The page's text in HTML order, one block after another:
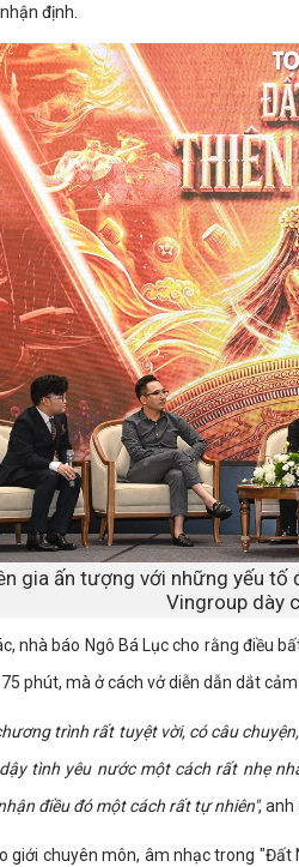
định.
gia ấn tượng với những yếu
Vingroup dày
nhà báo Ngô Bá Lục cho rằng điều
phút, mà ở cách vở diễn dẫn dắt
trình rất tuyệt vời, có câu
tình yêu nước một cách rất nhẹ
điều đó một cách rất tự nhiên", anh
giới chuyên môn, âm nhạc trong "Đất